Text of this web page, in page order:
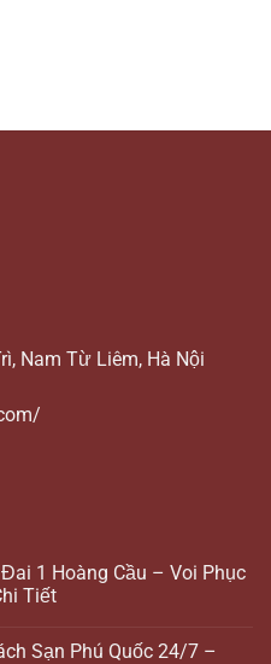
Nam Từ Liêm, Hà Nội
1 Hoàng Cầu – Voi Phục
Tiết
Sạn Phú Quốc 24/7 –